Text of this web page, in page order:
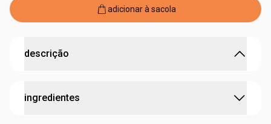
adicionar à sacola
descrição
sua vida e descobriu as diversas formas de conjugar o
ingredientes